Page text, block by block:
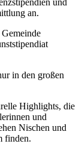
an.
in den großen
Highlights, die
und
Nischen und
finden.